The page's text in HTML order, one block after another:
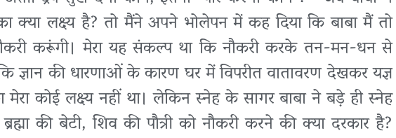
लक्ष्य है? तो मैंने अपने भोलेपन में कह दिया कि बाबा मैं तो
करूंगी। मेरा यह संकल्प था कि नौकरी करके तन-मन-धन से
ज्ञान की धारणाओं के कारण घर में विपरीत वातावरण देखकर यज्ञ
मेरा कोई लक्ष्य नहीं था। लेकिन स्नेह के सागर बाबा ने बड़े ही स्नेह
की बेटी, शिव की पौत्री को नौकरी करने की क्या दरकार है?